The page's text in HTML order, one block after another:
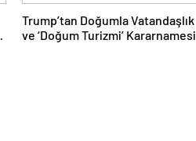
Trump’tan Doğumla Vatandaşlık
ve ‘Doğum Turizmi’ Kararnamesi